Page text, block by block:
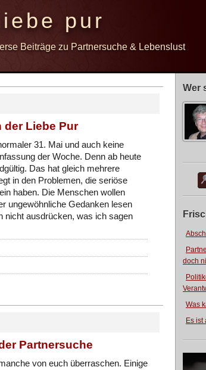
pur
Beiträge zu Partnersuche & Lebenslust
Wer
doch
Was
Es ist
der Liebe Pur
31. Mai und auch keine
der Woche. Denn ab heute
Das hat gleich mehrere
in den Problemen, die seriöse
haben. Die Menschen wollen
ungewöhnliche Gedanken lesen
nicht ausdrücken, was ich sagen
Partnersuche
von euch überraschen. Einige